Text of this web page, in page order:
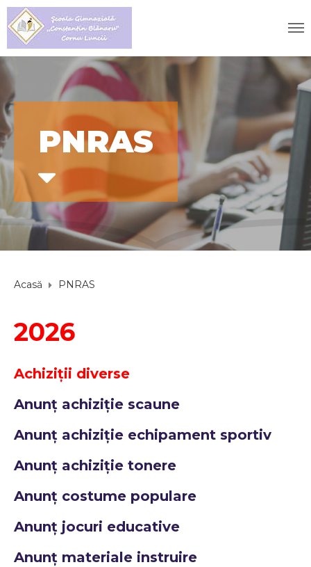
PNRAS
Acasă PNRAS
2026
Achiziții diverse
Anunț achiziție scaune
Anunț achiziție echipament sportiv
Anunț achiziție tonere
Anunț costume populare
Anunț jocuri educative
Anunț materiale instruire